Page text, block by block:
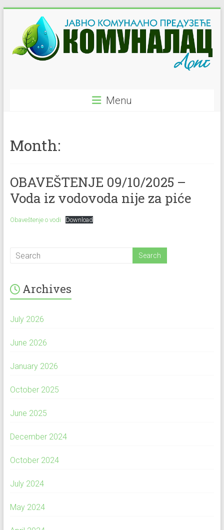
content
"Komunalac"
Ljig
Komunalno
Preduzeće
Menu
Month:
OBAVEŠTENJE 09/10/2025 –
Voda iz vodovoda nije za piće
Obaveštenje o vodi Download
Archives
July 2026
June 2026
January 2026
October 2025
June 2025
December 2024
October 2024
July 2024
May 2024